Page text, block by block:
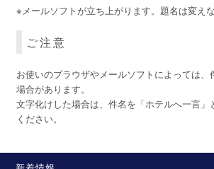
※メールソフトが立ち上がります。題名は変え
ご注意
お使いのブラウザやメールソフトによっては、
場合があります。
文字化けした場合は、件名を「ホテルへ一言」
ください。